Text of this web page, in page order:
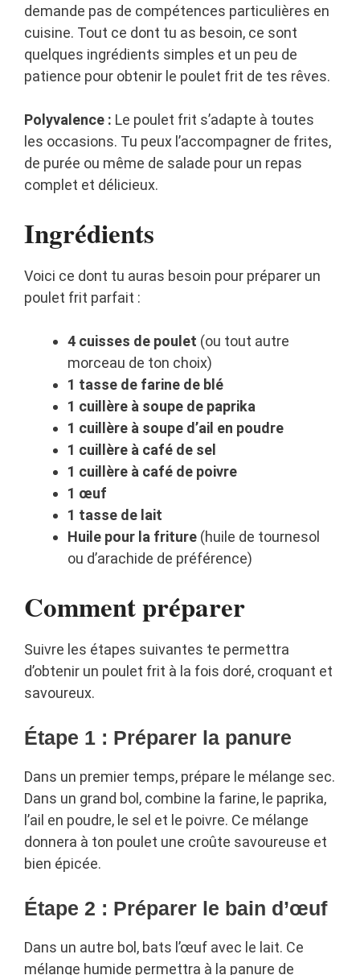
demande pas de compétences particulières en
cuisine. Tout ce dont tu as besoin, ce sont
quelques ingrédients simples et un peu de
patience pour obtenir le poulet frit de tes rêves.
Polyvalence : Le poulet frit s’adapte à toutes
les occasions. Tu peux l’accompagner de frites,
de purée ou même de salade pour un repas
complet et délicieux.
Ingrédients
Voici ce dont tu auras besoin pour préparer un
poulet frit parfait :
4 cuisses de poulet (ou tout autre
morceau de ton choix)
1 tasse de farine de blé
1 cuillère à soupe de paprika
1 cuillère à soupe d’ail en poudre
1 cuillère à café de sel
1 cuillère à café de poivre
1 œuf
1 tasse de lait
Huile pour la friture (huile de tournesol
ou d’arachide de préférence)
Comment préparer
Suivre les étapes suivantes te permettra
d’obtenir un poulet frit à la fois doré, croquant et
savoureux.
Étape 1 : Préparer la panure
Dans un premier temps, prépare le mélange sec.
Dans un grand bol, combine la farine, le paprika,
l’ail en poudre, le sel et le poivre. Ce mélange
donnera à ton poulet une croûte savoureuse et
bien épicée.
Étape 2 : Préparer le bain d’œuf
Dans un autre bol, bats l’œuf avec le lait. Ce
mélange humide permettra à la panure de